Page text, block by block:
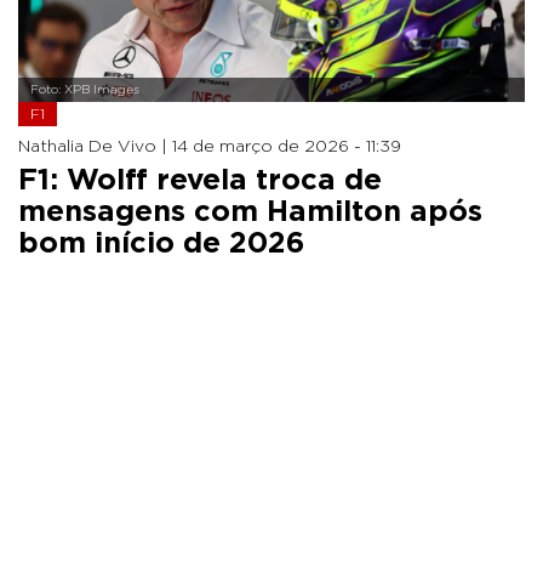
Foto: XPB Images
F1
Nathalia De Vivo | 14 de março de 2026 - 11:39
F1: Wolff revela troca de
mensagens com Hamilton após
bom início de 2026